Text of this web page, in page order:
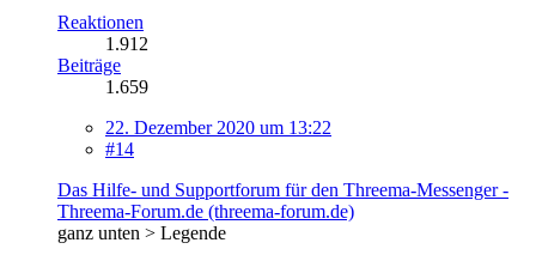
Reaktionen
1.912
Beiträge
1.659
22. Dezember 2020 um 13:22
#14
Das Hilfe- und Supportforum für den Threema-Messenger -
Threema-Forum.de (threema-forum.de)
ganz unten > Legende